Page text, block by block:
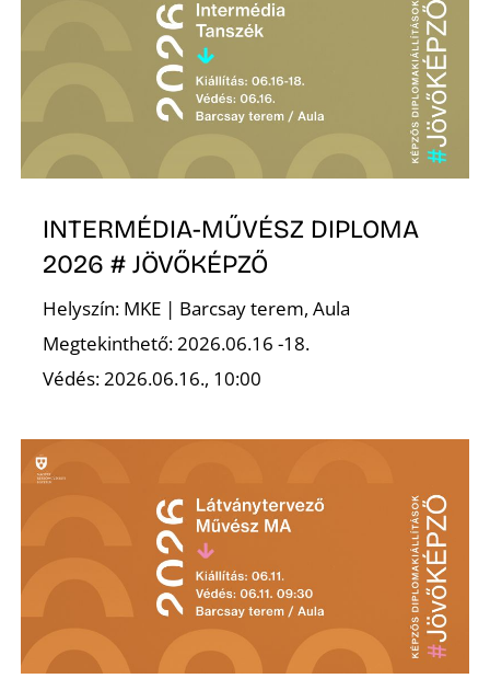
INTERMÉDIA-MŰVÉSZ DIPLOMA
2026 # JÖVŐKÉPZŐ
Helyszín: MKE | Barcsay terem, Aula
Megtekinthető: 2026.06.16 -18.
Védés: 2026.06.16., 10:00